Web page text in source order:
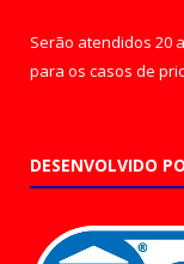
Serão atendidos 20
para os casos de
DESENVOLVIDO